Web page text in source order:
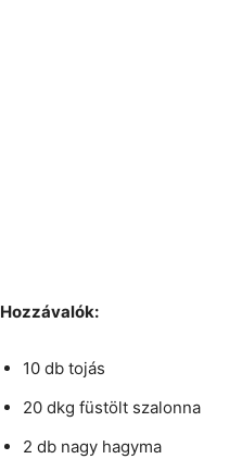
Hozzávalók:
10 db tojás
20 dkg füstölt szalonna
2 db nagy hagyma